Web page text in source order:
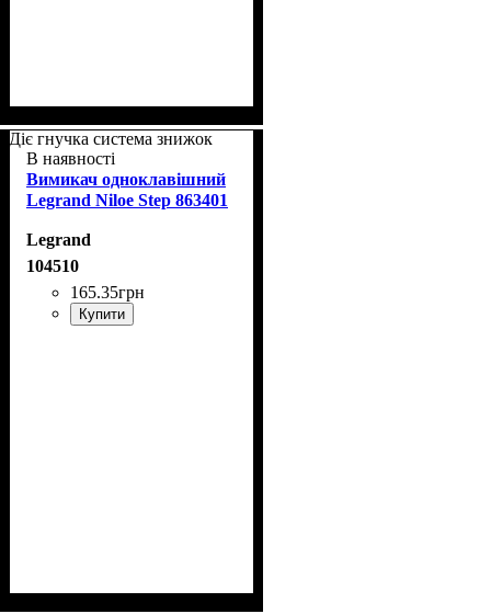
Діє гнучка система знижок
В наявності
Вимикач одноклавішний
Legrand Niloe Step 863401
Legrand
104510
165.35грн
Купити